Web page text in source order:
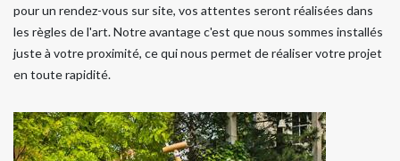
pour un rendez-vous sur site, vos attentes seront réalisées dans
les règles de l'art. Notre avantage c'est que nous sommes installés
juste à votre proximité, ce qui nous permet de réaliser votre projet
en toute rapidité.